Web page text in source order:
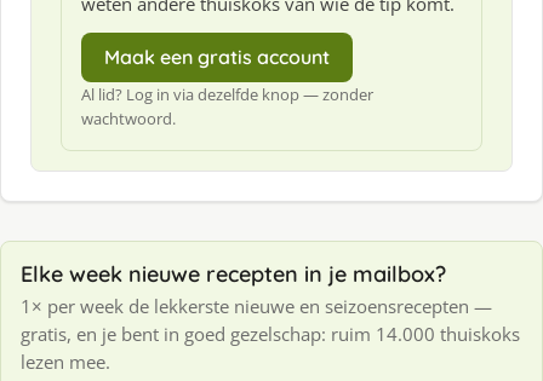
Maak een gratis account
Al lid? Log in via dezelfde knop — zonder
wachtwoord.
Elke week nieuwe recepten in je mailbox?
1× per week de lekkerste nieuwe en seizoensrecepten —
gratis, en je bent in goed gezelschap: ruim 14.000 thuiskoks
lezen mee.